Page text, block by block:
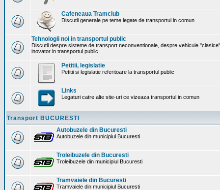
Cafeneaua Tramclub
Discutii generale pe teme legate de transportul in comun
Tehnologii noi in transportul public
Discutii despre sisteme de transport neconventionale, despre vehicule
inovator in transportul public.
Petitii, legislatie
Petitii si legislatie referitoare la transportul public
Links
Legaturi catre alte site-uri ce vizeaza transportul in comun
Transport BUCURESTI
Autobuzele din Bucuresti
Autobuzele din municipiul Bucuresti
Troleibuzele din Bucuresti
Troleibuzele din municipiul Bucuresti
Tramvaiele din Bucuresti
Tramvaiele din municipiul Bucuresti